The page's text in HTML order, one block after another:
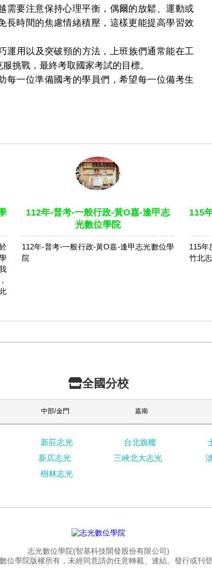
需要注意保持心理平衡，偶爾的放鬆、運動或
長時間的焦慮情緒積壓，這樣更能提高學習效
用以及突破頸的方法，上班族們通常能在工
挑戰，最終考取國家考試的目標。
每一位準備國考的學員們，希望每一位備考生
112年-普考-一般行政-黃O嘉-逢甲志
光數位學院
112年-普考-一般行政-黃O嘉-逢甲志光數位學
院
115
115年
竹北
全國分校
中部/金門 嘉南
新莊志光 台北旗艦
新店志光 三峽北大志光
樹林志光
志光數位學院(智基科技開發股份有限公司)
位學院版權所有，未經同意請勿任意轉載、連結、發行或刊